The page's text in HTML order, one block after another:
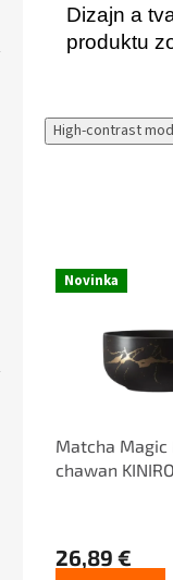
Dizajn a
produktu
High-contrast
Novinka
Matcha Magic
chawan
26,89 €